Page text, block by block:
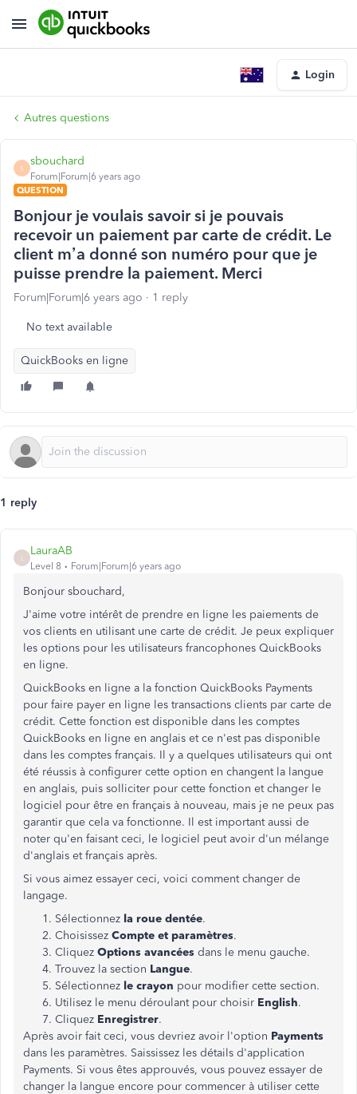
Login
Autres questions
S
sbouchard
Forum|Forum|6 years ago
QUESTION
Bonjour je voulais savoir si je pouvais
recevoir un paiement par carte de crédit. Le
client m’a donné son numéro pour que je
puisse prendre la paiement. Merci
Forum|Forum|6 years ago 1 reply
No text available
QuickBooks en ligne
1 reply
LauraAB
Level 8 Forum|Forum|6 years ago
Bonjour sbouchard,
J'aime votre intérêt de prendre en ligne les paiements de
vos clients en utilisant une carte de crédit. Je peux expliquer
les options pour les utilisateurs francophones QuickBooks
en ligne.
QuickBooks en ligne a la fonction QuickBooks Payments
pour faire payer en ligne les transactions clients par carte de
crédit. Cette fonction est disponible dans les comptes
QuickBooks en ligne en anglais et ce n'est pas disponible
dans les comptes français. Il y a quelques utilisateurs qui ont
été réussis à configurer cette option en changent la langue
en anglais, puis solliciter pour cette fonction et changer le
logiciel pour être en français à nouveau, mais je ne peux pas
garantir que cela va fonctionne. Il est important aussi de
noter qu'en faisant ceci, le logiciel peut avoir d'un mélange
d'anglais et français après.
Si vous aimez essayer ceci, voici comment changer de
langage.
Sélectionnez la roue dentée.
Choisissez Compte et paramètres.
Cliquez Options avancées dans le menu gauche.
Trouvez la section Langue.
Sélectionnez le crayon pour modifier cette section.
Utilisez le menu déroulant pour choisir English.
Cliquez Enregistrer.
Après avoir fait ceci, vous devriez avoir l'option Payments
dans les paramètres. Saississez les détails d'application
Payments. Si vous êtes approuvés, vous pouvez essayer de
changer la langue encore pour commencer à utiliser cette